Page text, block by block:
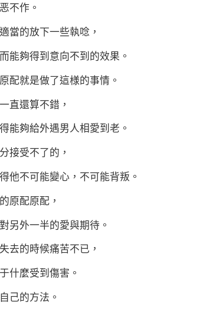
不作。
當的放下一些執唸，
能夠得到意向不到的效果。
配就是做了這様的事情。
直還算不錯，
能夠給外遇男人相愛到老。
接受不了的，
他不可能變心，不可能背叛。
原配原配，
另外一半的愛與期待。
去的時候痛苦不已，
什麼受到傷害。
己的方法。